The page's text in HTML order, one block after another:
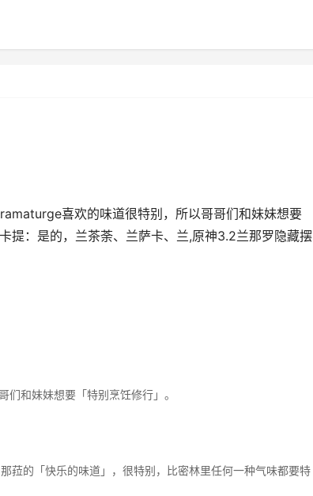
喜欢的味道很特别，所以哥哥们和妹妹想要
是的，兰茶荼、兰萨卡、兰,原神3.2兰那罗隐藏摆
和妹妹想要「特别烹饪修行」。
的「快乐的味道」，很特别，比密林里任何一种气味都要特